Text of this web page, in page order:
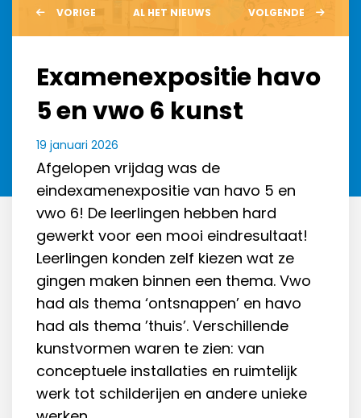
VORIGE AL HET NIEUWS VOLGENDE
Examenexpositie havo
5 en vwo 6 kunst
19 januari 2026
Afgelopen vrijdag was de
eindexamenexpositie van havo 5 en
vwo 6! De leerlingen hebben hard
gewerkt voor een mooi eindresultaat!
Leerlingen konden zelf kiezen wat ze
gingen maken binnen een thema. Vwo
had als thema ‘ontsnappen’ en havo
had als thema ’thuis’. Verschillende
kunstvormen waren te zien: van
conceptuele installaties en ruimtelijk
werk tot schilderijen en andere unieke